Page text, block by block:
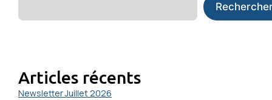
Articles récents
Newsletter Juillet 2026